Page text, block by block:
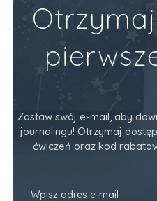
Zostaw swój e-mail, aby
journalingu! Otrzymaj
ćwiczeń oraz kod